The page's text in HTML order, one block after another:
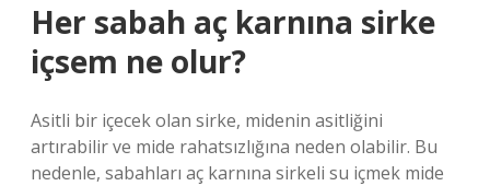
Her sabah aç karnına sirke
içsem ne olur?
Asitli bir içecek olan sirke, midenin asitliğini
artırabilir ve mide rahatsızlığına neden olabilir. Bu
nedenle, sabahları aç karnına sirkeli su içmek mide